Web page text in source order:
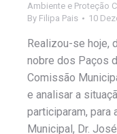
Ambiente e Proteção
By Filipa Pais 10
Realizou-se hoje,
nobre dos Paços
Comissão
e analisar a
participaram, para
Municipal, Dr.